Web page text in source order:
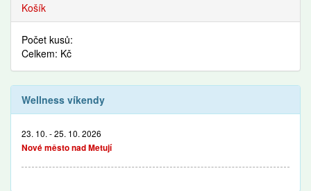
Košík
Počet kusů:
Celkem: Kč
Wellness víkendy
23. 10. - 25. 10. 2026
Nové město nad Metují